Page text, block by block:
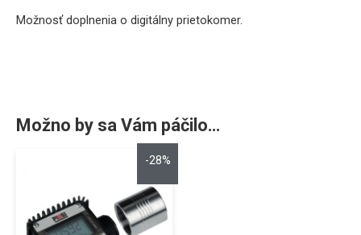
Možnosť doplnenia o digitálny prietokomer.
Možno by sa Vám páčilo…
-28%